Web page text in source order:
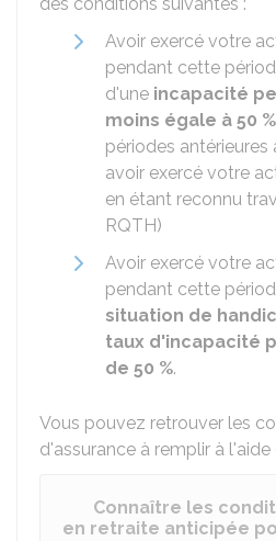
Avoir exercé votre
pendant cette
d'une incapacité
moins égale à 50 %
périodes antérieures
avoir exercé votre
en étant reconnu
RQTH)
Avoir exercé votre
pendant cette
situation de
taux d'incapacité
de 50 %.
Vous pouvez retrouver les
d'assurance à remplir à
Connaître les
en retraite anticipée